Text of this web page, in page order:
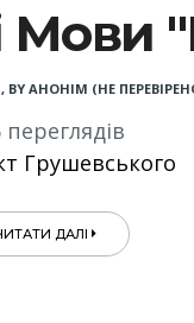
BY АНОНІМ (НЕ
переглядів
Грушевського
ДАЛІ